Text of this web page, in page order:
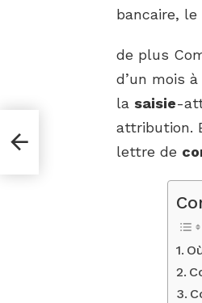
bancaire,
de plus
d’un mois
la saisie-
attribution.
lettre de